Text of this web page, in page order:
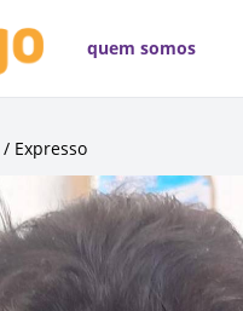
quem somos
/ Expresso